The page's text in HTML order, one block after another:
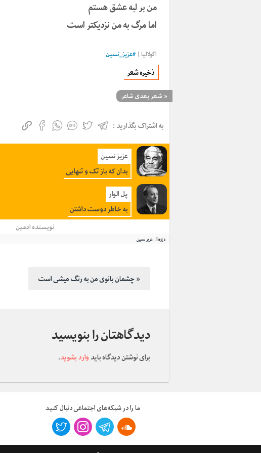
من بر لبه عشق هستم
اما مرگ به من نزدیکتر است
اکولالیا | #عزیز_نسین
ذخیره شعر
« شعر بعدی شاعر
به اشتراک بگذارید :
عزیز نسین
بدان که باز تک و تنهایی
پل الوار
به خاطر دوست داشتن
نویسندهادمین
Tags: عزیز نسین
چشمان بانوی من به رنگ میشی است »
دیدگاهتان را بنویسید
برای نوشتن دیدگاه بایدوارد بشوید.
ما را در شبکه‌های اجتماعی دنبال کنید